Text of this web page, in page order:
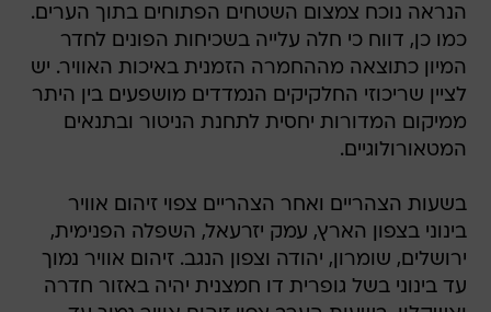
הנראה נוכח צמצום השטחים הפתוחים בתוך הערים.
כמו כן, דווח כי חלה עלייה בשכיחות הפונים לחדר
המיון כתוצאה מההחמרה הזמנית באיכות האוויר. יש
לציין שריכוזי החלקיקים הנמדדים מושפעים בין היתר
ממיקום המדורות יחסית לתחנת הניטור ובתנאים
המטאורולוגיים.
בשעות הצהריים ואחר הצהריים צפוי זיהום אוויר
בינוני בצפון הארץ, עמק יזרעאל, השפלה הפנימית,
ירושלים, שומרון, יהודה וצפון הנגב. זיהום אוויר נמוך
עד בינוני בשל גופרית דו חמצנית יהיה באזור חדרה